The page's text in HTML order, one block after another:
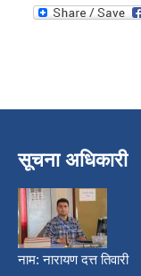
सूचना अधिकारी
नाम:नारायण दत्त तिवारी